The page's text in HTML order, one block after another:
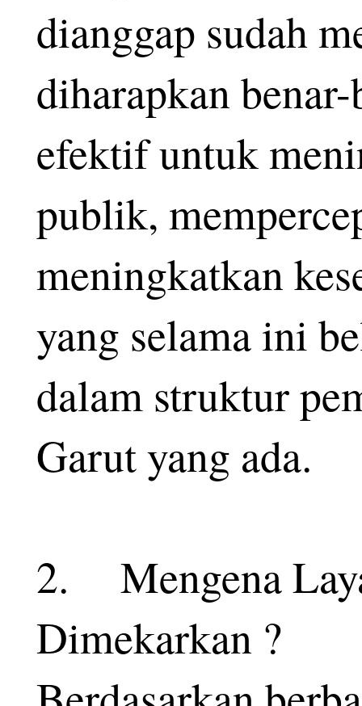
dianggap sudah
diharapkan
efektif untuk
publik,
meningkatkan
yang selama ini
dalam struktur
Garut yang ada.
2.
Mengena
Dimekarkan ?